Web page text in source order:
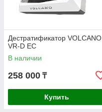
Дестратификатор VOLCANO
VR-D ЕC
В наличии
258 000 ₸
Купить